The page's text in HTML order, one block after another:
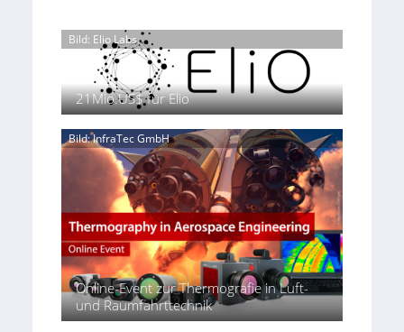
0
2
c
h
n
S
r
e
a
c
s
S
e
r
i
e
r
ä
e
n
i
n
E
M
E
A
-
R
e
g
i
e
p
g
e
‚
H
y
p
e
r
s
p
e
c
t
r
Bild: Elio Labs.
21Mio.US$ für Elio
Bild: InfraTec GmbH
Online-Event zur Thermografie in Luft-
und Raumfahrttechnik